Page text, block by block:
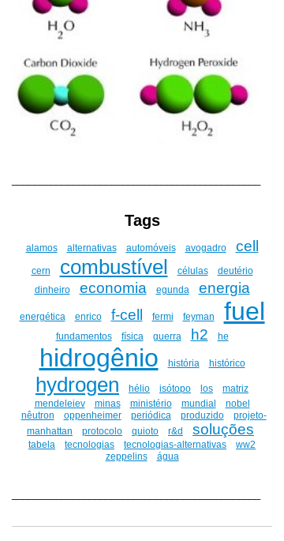
Tags
alamos alternativas automóveis avogadro cell
cern combustível células
deutério
dinheiro
economia egunda energia
energética enrico f-cell fermi feyman fuel
fundamentos física guerra h2 he
hidrogênio história histórico
hydrogen hélio isótopo los
matriz
mendeleiev
minas ministério mundial
nobel
nêutron
oppenheimer periódica produzido
projeto-
manhattan
protocolo quioto r&d soluções
tabela tecnologias tecnologias-alternativas
ww2
zeppelins
água